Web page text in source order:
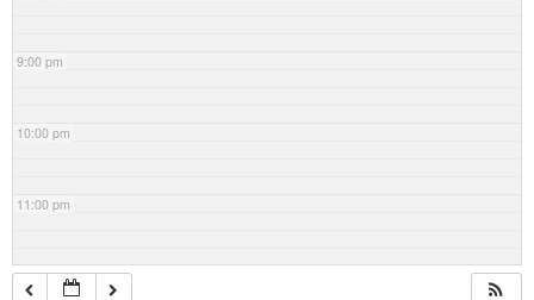
9:00 pm
10:00 pm
11:00 pm